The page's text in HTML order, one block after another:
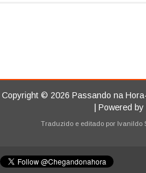
Copyright © 2026 Passando na
| Powered by
Traduzido e editado por Ivanildo